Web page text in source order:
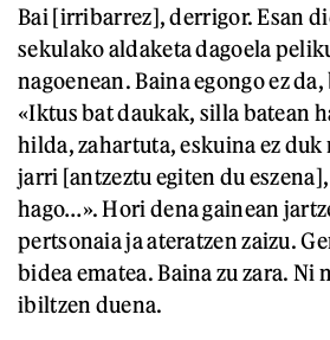
Bai [irribarrez], derrigor. Esan
sekulako aldaketa dagoela
nagoenean. Baina egongo ez
«Iktus bat daukak, silla batean
hilda, zahartuta, eskuina ez
jarri [antzeztu egiten du
hago…». Hori dena gainean
pertsonaia ja ateratzen zaizu.
bidea ematea. Baina zu zara. Ni
ibiltzen duena.